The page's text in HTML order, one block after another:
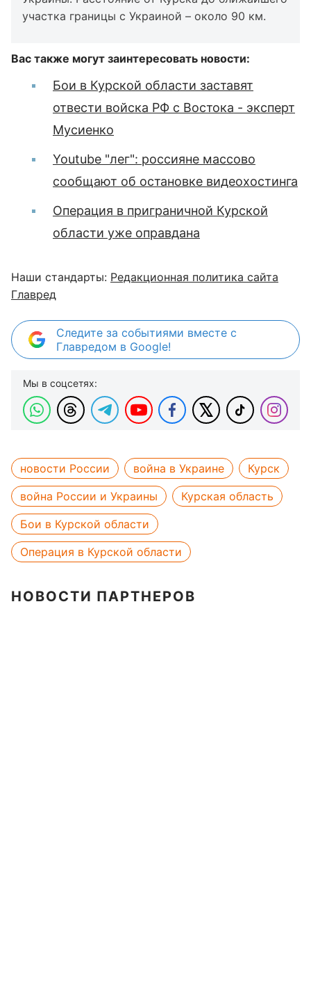
участка границы с Украиной – около 90 км.
Вас также могут заинтересовать новости:
Бои в Курской области заставят
отвести войска РФ с Востока - эксперт
Мусиенко
Youtube "лег": россияне массово
сообщают об остановке видеохостинга
Операция в приграничной Курской
области уже оправдана
Наши стандарты: Редакционная политика сайта
Главред
Следите за событиями вместе с
Главредом в Google!
Мы в соцсетях:
новости России война в Украине
Курск
война России и Украины
Курская область
Бои в Курской области
Операция в Курской области
НОВОСТИ ПАРТНЕРОВ